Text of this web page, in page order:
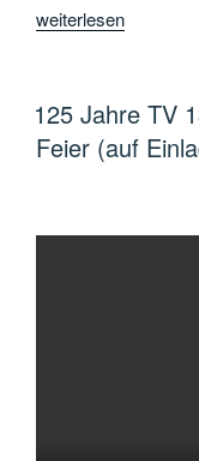
„125
weiterlesen
125 Jahre TV
Feier (auf